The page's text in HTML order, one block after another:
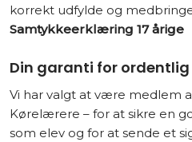
korrekt udfylde og
Samtykkeerklæring 17 årige
Din garanti for
Vi har valgt at være medlem
Kørelærere – for at sikre en
som elev og for at sende et